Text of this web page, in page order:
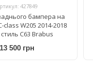
427849
бампера на
class W205 2014-2018
C63 Brabus
13 500 грн